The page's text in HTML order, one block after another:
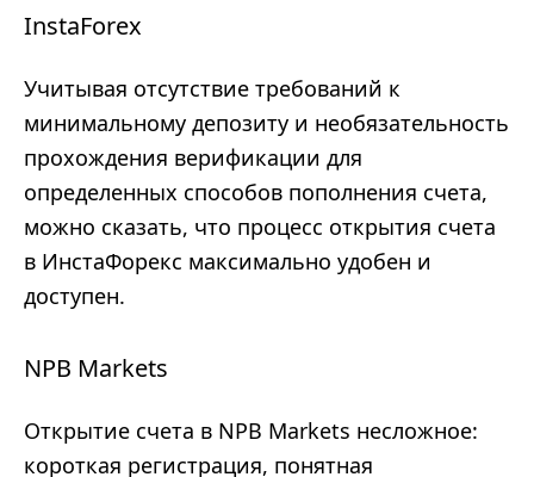
InstaForex
Учитывая отсутствие требований к
минимальному депозиту и необязательность
прохождения верификации для
определенных способов пополнения счета,
можно сказать, что процесс открытия счета
в ИнстаФорекс максимально удобен и
доступен.
NPB Markets
Открытие счета в NPB Markets несложное:
короткая регистрация, понятная